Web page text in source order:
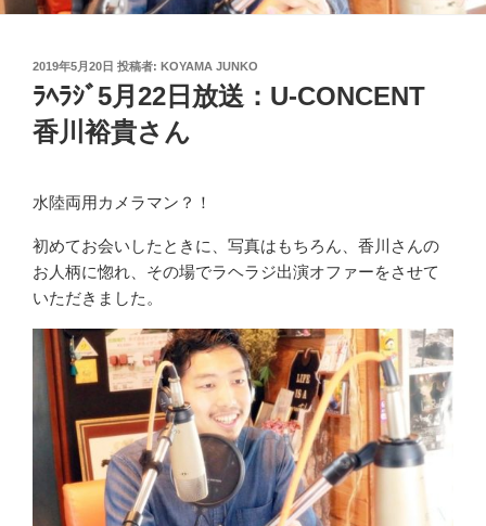
投
稿
日:
2019年5月20日 投稿者: KOYAMA JUNKO
ﾗﾍﾗｼﾞ5月22日放送：U-CONCENT
香川裕貴さん
水陸両用カメラマン？！
初めてお会いしたときに、写真はもちろん、香川さんの
お人柄に惚れ、その場でラヘラジ出演オファーをさせて
いただきました。